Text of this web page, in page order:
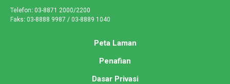
Telefon: 03-8871 2000/2200
Faks: 03-8888 9987 / 03-8889 1040
Peta Laman
Penafian
Dasar Privasi